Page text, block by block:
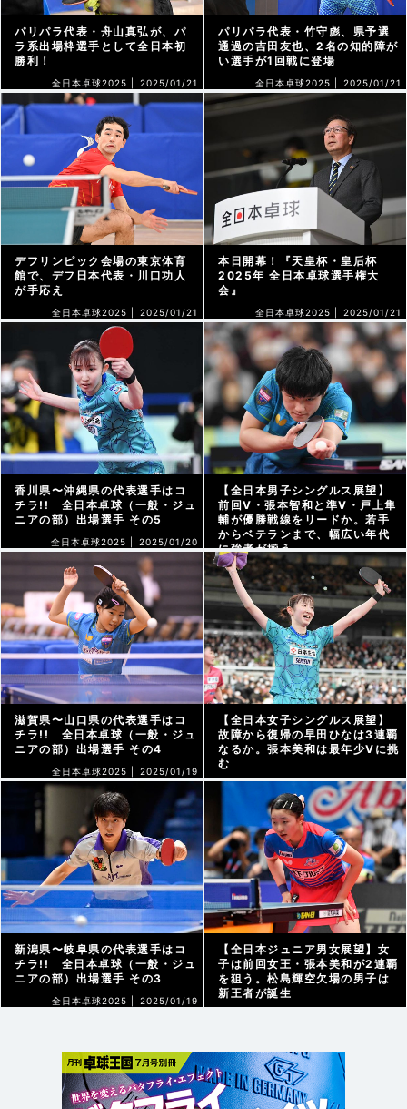
パリパラ代表・舟山真弘が、パ
ラ系出場枠選手として全日本初
勝利！
全日本卓球2025 | 2025/01/21
パリパラ代表・竹守彪、県予選
通過の吉田友也、2名の知的障が
い選手が1回戦に登場
全日本卓球2025 | 2025/01/21
デフリンピック会場の東京体育
館で、デフ日本代表・川口功人
が手応え
全日本卓球2025 | 2025/01/21
本日開幕！『天皇杯・皇后杯
2025年 全日本卓球選手権大
会』
全日本卓球2025 | 2025/01/21
香川県〜沖縄県の代表選手はコ
チラ!! 全日本卓球（一般・ジュ
ニアの部）出場選手 その5
全日本卓球2025 | 2025/01/20
【全日本男子シングルス展望】
前回V・張本智和と準V・戸上隼
輔が優勝戦線をリードか。若手
からベテランまで、幅広い年代
に強者が揃う
全日本卓球2025 | 2025/01/20
滋賀県〜山口県の代表選手はコ
チラ!! 全日本卓球（一般・ジュ
ニアの部）出場選手 その4
全日本卓球2025 | 2025/01/19
【全日本女子シングルス展望】
故障から復帰の早田ひなは3連覇
なるか。張本美和は最年少Vに挑
む
全日本卓球2025 | 2025/01/19
新潟県〜岐阜県の代表選手はコ
チラ!! 全日本卓球（一般・ジュ
ニアの部）出場選手 その3
全日本卓球2025 | 2025/01/19
【全日本ジュニア男女展望】女
子は前回女王・張本美和が2連覇
を狙う。松島輝空欠場の男子は
新王者が誕生